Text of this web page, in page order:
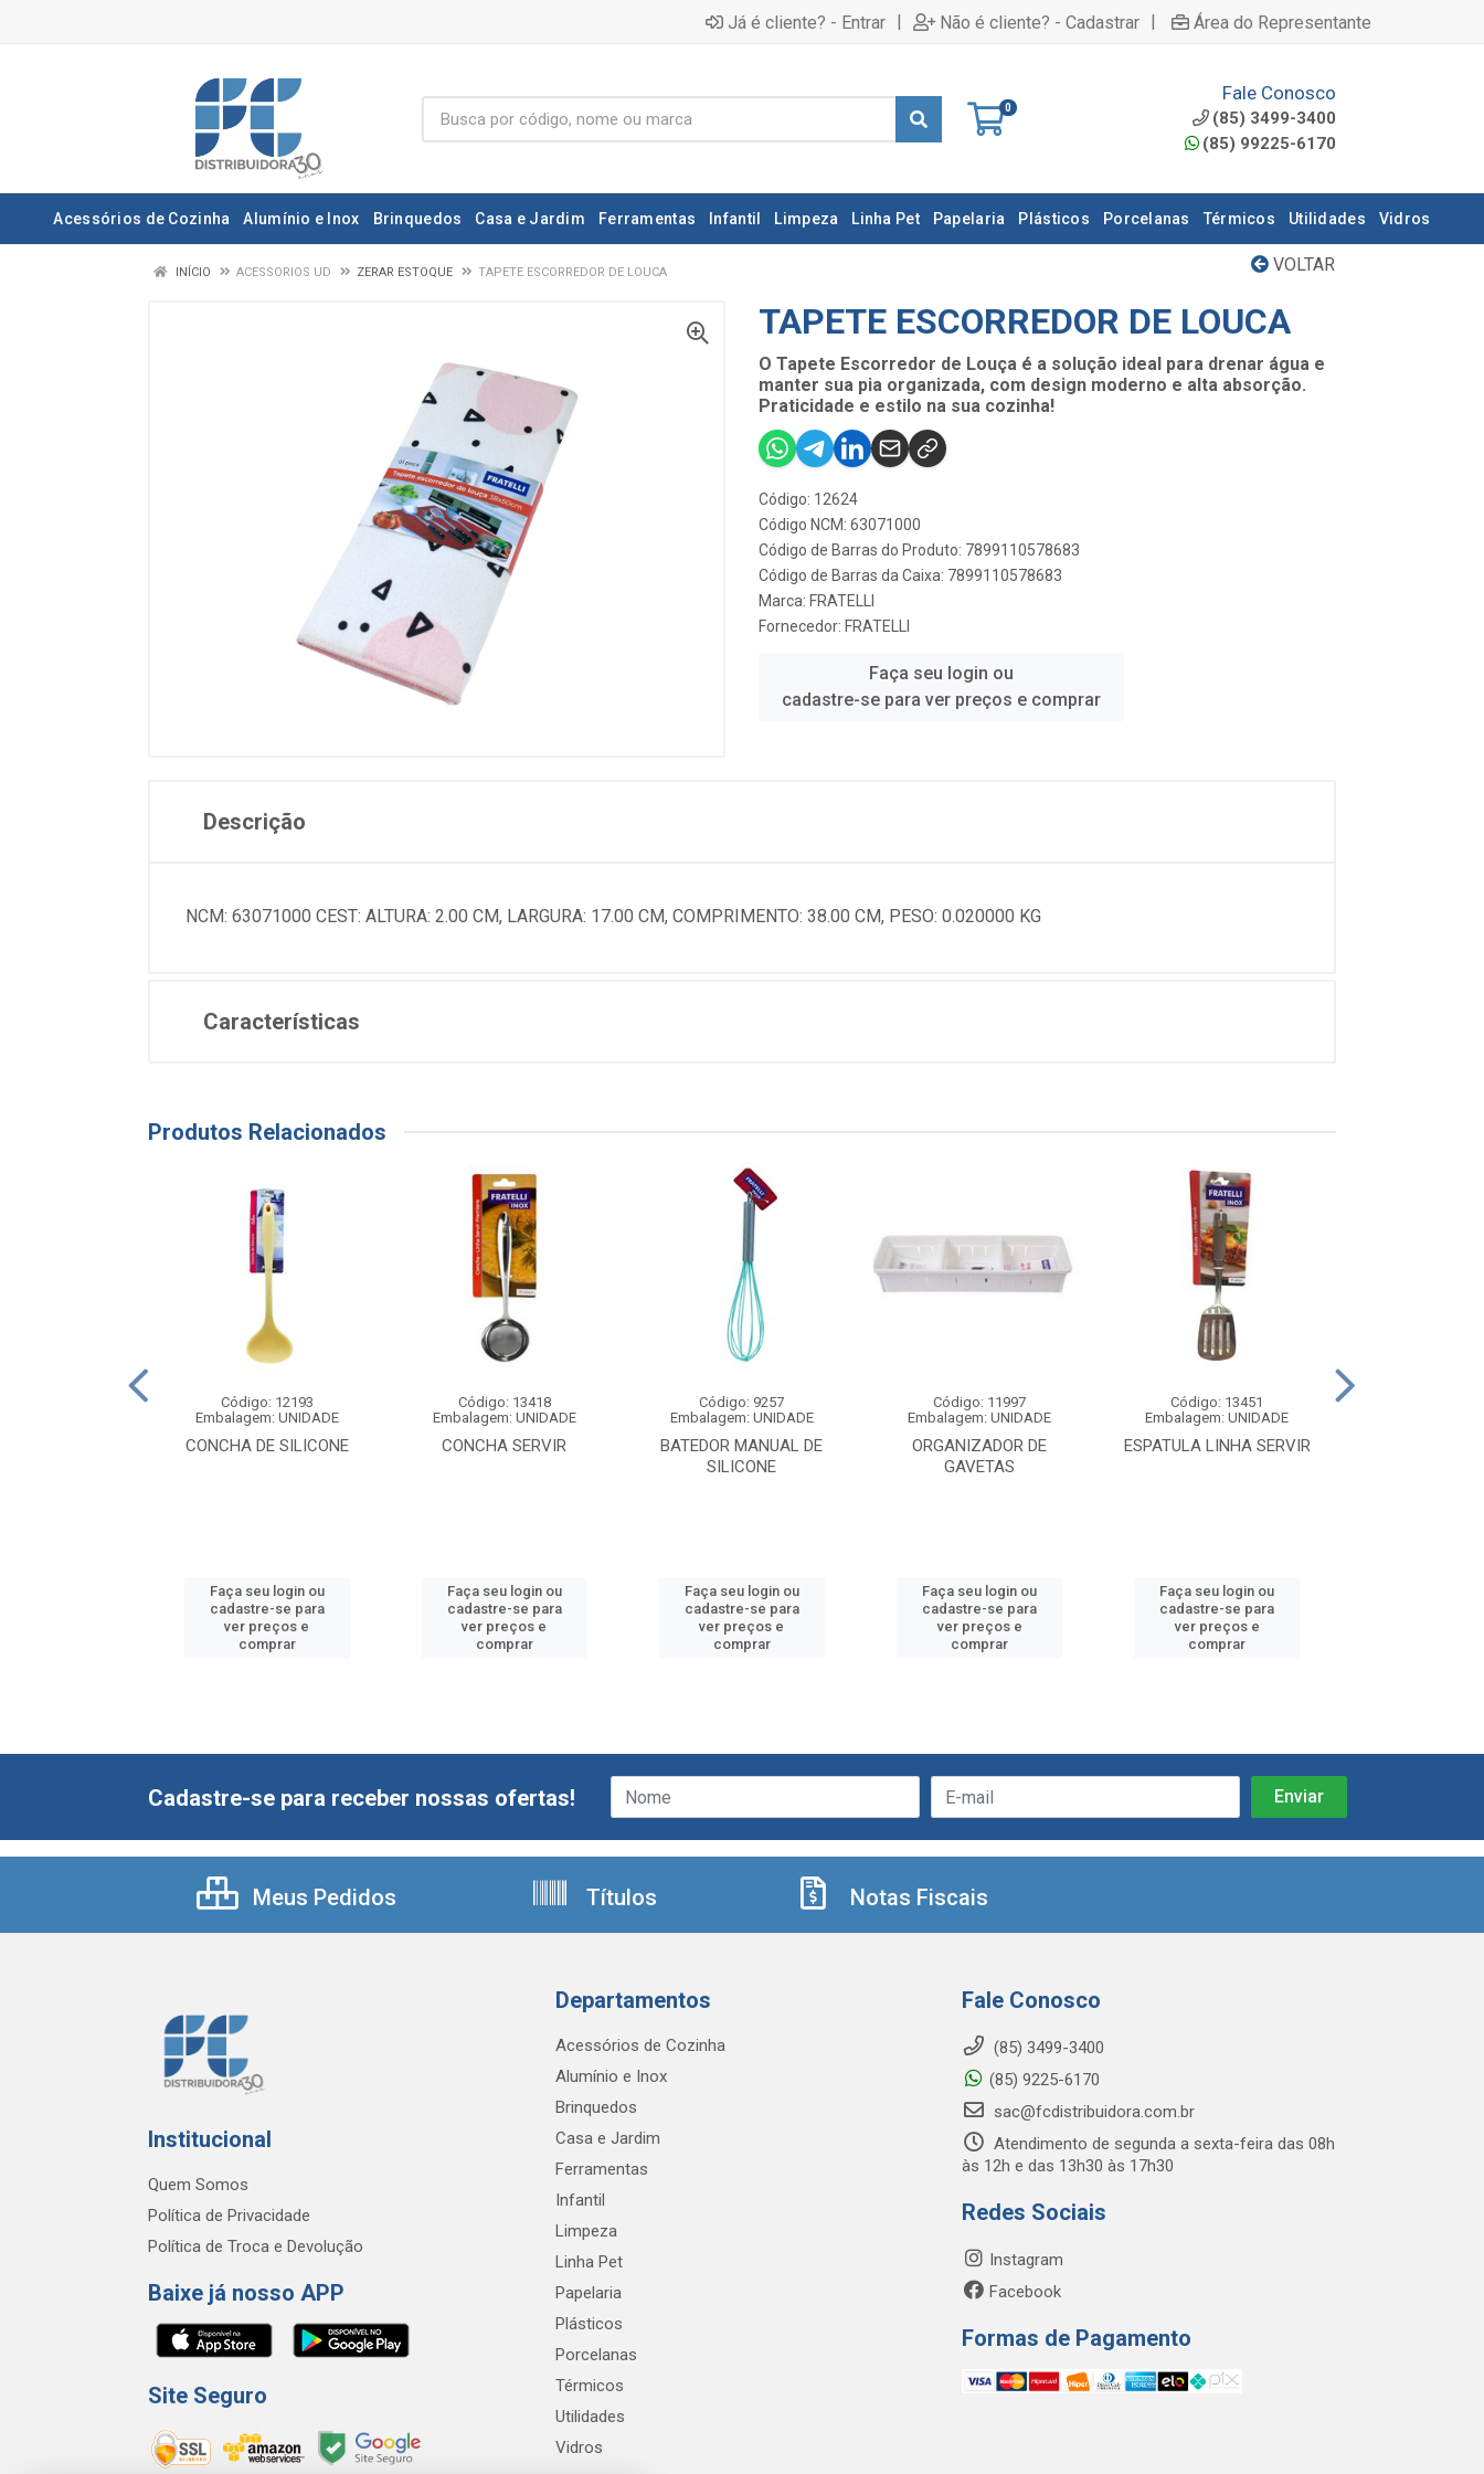
Já é cliente? - Entrar | Não é cliente? - Cadastrar | Área do Representante
0
Fale Conosco
(85) 3499-3400
(85) 99225-6170
Acessórios de Cozinha Alumínio e Inox Brinquedos Casa e Jardim Ferramentas Infantil Limpeza Linha Pet Papelaria Plásticos Porcelanas Térmicos Utilidades Vidros
VOLTAR
INÍCIO ACESSORIOS UD ZERAR ESTOQUE TAPETE ESCORREDOR DE LOUCA
TAPETE ESCORREDOR DE LOUCA
O Tapete Escorredor de Louça é a solução ideal para drenar água e
manter sua pia organizada, com design moderno e alta absorção.
Praticidade e estilo na sua cozinha!
Código: 12624
Código NCM: 63071000
Código de Barras do Produto: 7899110578683
Código de Barras da Caixa: 7899110578683
Marca: FRATELLI
Fornecedor: FRATELLI
Faça seu login ou
cadastre-se para ver preços e comprar
Descrição
NCM: 63071000 CEST: ALTURA: 2.00 CM, LARGURA: 17.00 CM, COMPRIMENTO: 38.00 CM, PESO: 0.020000 KG
Características
Produtos Relacionados
CONCHA DE SILICONE
Código: 12193
Embalagem: UNIDADE
Faça seu login ou
cadastre-se para
ver preços e
comprar
CONCHA SERVIR
Código: 13418
Embalagem: UNIDADE
Faça seu login ou
cadastre-se para
ver preços e
comprar
BATEDOR MANUAL DE
SILICONE
Código: 9257
Embalagem: UNIDADE
Faça seu login ou
cadastre-se para
ver preços e
comprar
ORGANIZADOR DE
GAVETAS
Código: 11997
Embalagem: UNIDADE
Faça seu login ou
cadastre-se para
ver preços e
comprar
ESPATULA LINHA SERVIR
Código: 13451
Embalagem: UNIDADE
Faça seu login ou
cadastre-se para
ver preços e
comprar
Cadastre-se para receber nossas ofertas!
Meus Pedidos Títulos Notas Fiscais
Institucional
Quem Somos
Política de Privacidade
Política de Troca e Devolução
Baixe já nosso APP
Site Seguro
Departamentos
Acessórios de Cozinha
Alumínio e Inox
Brinquedos
Casa e Jardim
Ferramentas
Infantil
Limpeza
Linha Pet
Papelaria
Plásticos
Porcelanas
Térmicos
Utilidades
Vidros
Fale Conosco
(85) 3499-3400
(85) 9225-6170
sac@fcdistribuidora.com.br
Atendimento de segunda a sexta-feira das 08h
às 12h e das 13h30 às 17h30
Redes Sociais
Instagram
Facebook
Formas de Pagamento